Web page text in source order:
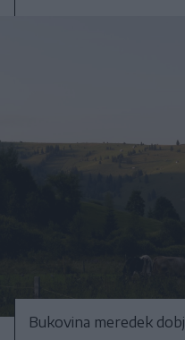
Bukovina meredek